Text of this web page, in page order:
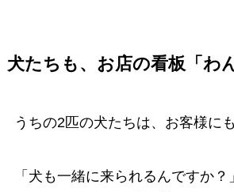
犬たちも、お店の看板「わ
うちの2匹の犬たちは、お客様に
「犬も一緒に来られるんですか